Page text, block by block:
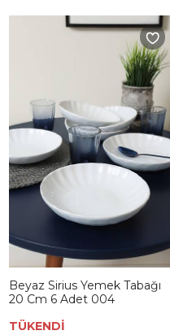
Beyaz Sirius Yemek Tabağı
20 Cm 6 Adet 004
TÜKENDİ